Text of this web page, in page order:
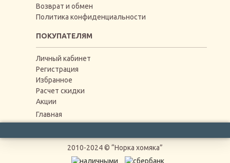
Возврат и обмен
Политика конфиденциальности
ПОКУПАТЕЛЯМ
Личный кабинет
Регистрация
Избранное
Расчет скидки
Акции
Главная
2010-2024 © “Норка хомяка”